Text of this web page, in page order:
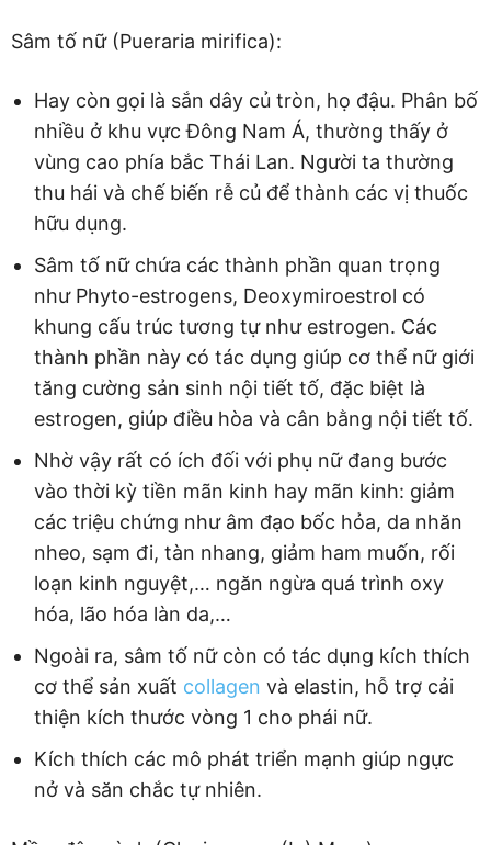
Sâm tố nữ (Pueraria mirifica):
Hay còn gọi là sắn dây củ tròn, họ đậu. Phân bố
nhiều ở khu vực Đông Nam Á, thường thấy ở
vùng cao phía bắc Thái Lan. Người ta thường
thu hái và chế biến rễ củ để thành các vị thuốc
hữu dụng.
Sâm tố nữ chứa các thành phần quan trọng
như Phyto-estrogens, Deoxymiroestrol có
khung cấu trúc tương tự như estrogen. Các
thành phần này có tác dụng giúp cơ thể nữ giới
tăng cường sản sinh nội tiết tố, đặc biệt là
estrogen, giúp điều hòa và cân bằng nội tiết tố.
Nhờ vậy rất có ích đối với phụ nữ đang bước
vào thời kỳ tiền mãn kinh hay mãn kinh: giảm
các triệu chứng như âm đạo bốc hỏa, da nhăn
nheo, sạm đi, tàn nhang, giảm ham muốn, rối
loạn kinh nguyệt,… ngăn ngừa quá trình oxy
hóa, lão hóa làn da,…
Ngoài ra, sâm tố nữ còn có tác dụng kích thích
cơ thể sản xuất collagen và elastin, hỗ trợ cải
thiện kích thước vòng 1 cho phái nữ.
Kích thích các mô phát triển mạnh giúp ngực
nở và săn chắc tự nhiên.